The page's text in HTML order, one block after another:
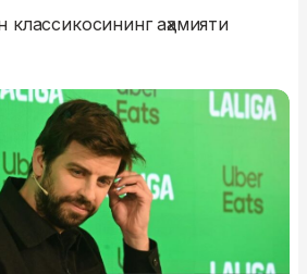
аҳамияти